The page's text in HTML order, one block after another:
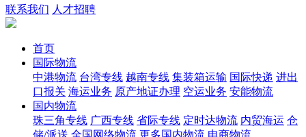
联系我们 人才招聘
首页
国际物流
中港物流 台湾专线 越南专线 集装箱运输 国际快递 进出
口报关 海运业务 原产地证办理 空运业务 安能物流
国内物流
珠三角专线 广西专线 省际专线 定时达物流 内贸海运 仓
储/派送 全国网络物流 更多国内物流 电商物流